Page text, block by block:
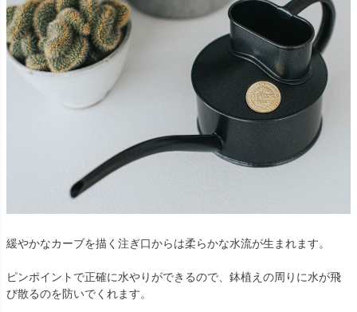
緩やかなカーブを描く注ぎ口からは柔らかな水流が生まれます。
ピンポイントで正確に水やりができるので、鉢植えの周りに水が飛
び散るのを防いでくれます。